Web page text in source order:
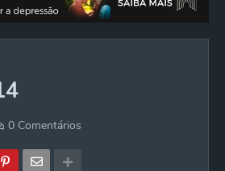
0 Comentários